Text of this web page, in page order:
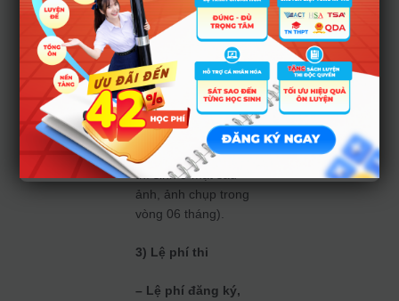
– Bản sao công
chứng Thẻ căn
cước công dân;
– 02 ảnh chân dung
cỡ 3 x 4 (ghi đầy đủ
họ tên và ngày
tháng năm sinh của
thí sinh ở mặt sau
ảnh, ảnh chụp trong
vòng 06 tháng).
3) Lệ phí thi
– Lệ phí đăng ký,